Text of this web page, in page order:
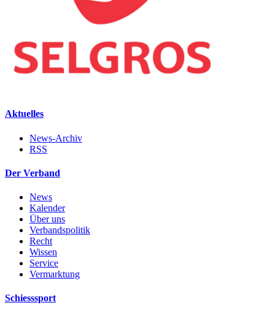
Aktuelles
News-Archiv
RSS
Der Verband
News
Kalender
Über uns
Verbandspolitik
Recht
Wissen
Service
Vermarktung
Schiesssport